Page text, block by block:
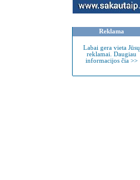
Reklama
Labai gera vieta Jūsų
reklamai. Daugiau
informacijos čia >>